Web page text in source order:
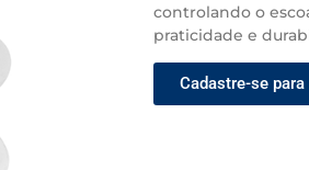
controlando o
praticidade e
Cadastre-se